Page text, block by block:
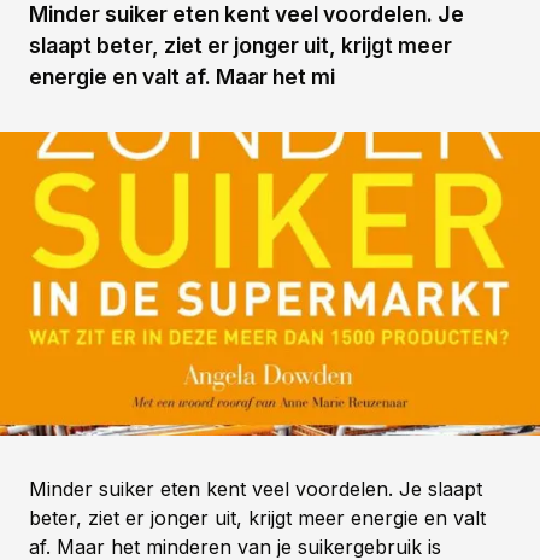
Minder suiker eten kent veel voordelen. Je
slaapt beter, ziet er jonger uit, krijgt meer
energie en valt af. Maar het mi
Minder suiker eten kent veel voordelen. Je slaapt
beter, ziet er jonger uit, krijgt meer energie en valt
af. Maar het minderen van je suikergebruik is